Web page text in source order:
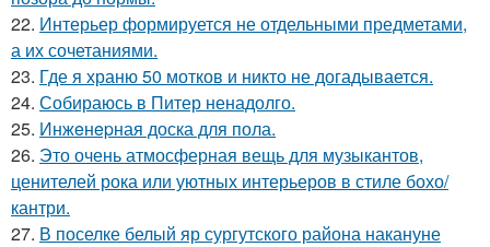
22. Интерьер формируется не отдельными предметами,
а их сочетаниями.
23. Где я храню 50 мотков и никто не догадывается.
24. Собираюсь в Питер ненадолго.
25. Инжeнepная доска для пола.
26. Это очень атмосферная вещь для музыкантов,
ценителей рока или уютных интерьеров в стиле бохо/
кантри.
27. В поселке белый яр сургутского района накануне